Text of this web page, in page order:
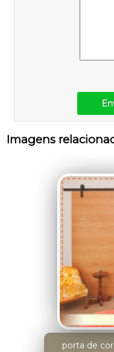
Imagens
porta de